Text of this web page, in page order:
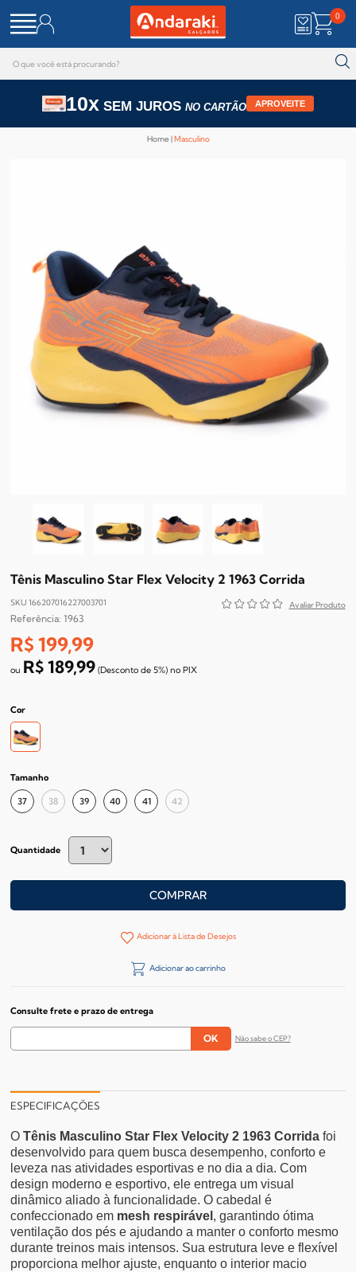
0
10x SEM JUROS NO CARTÃO APROVEITE
Home Masculino
Tênis Masculino Star Flex Velocity 2 1963 Corrida
SKU 166207016227003701
1963
R$ 199,99
R$ 189,99 (Desconto de 5%) no PIX
Cor
Tamanho
37 38 39 40 41 42
Quantidade
COMPRAR
Adicionar à Lista de Desejos
Adicionar ao carrinho
Consulte frete e prazo de entrega
Não sabe o CEP?
ESPECIFICAÇÕES
OTênis Masculino Star Flex Velocity 2 1963 Corrida foi
desenvolvido para quem busca desempenho, conforto e
leveza nas atividades esportivas e no dia a dia. Com
design moderno e esportivo, ele entrega um visual
dinâmico aliado à funcionalidade.O cabedal é
confeccionado em mesh respirável , garantindo ótima
ventilação dos pés e ajudando a manter o conforto mesmo
durante treinos mais intensos. Sua estrutura leve e flexível
proporciona melhor ajuste, enquanto o interior macio